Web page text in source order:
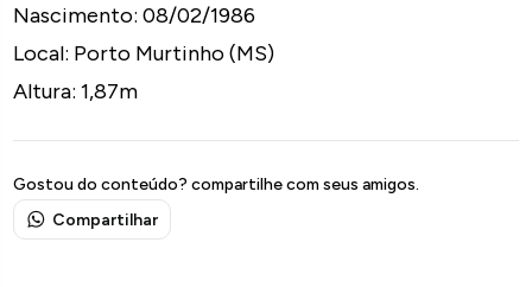
Nascimento: 08/02/1986
Local: Porto Murtinho (MS)
Altura: 1,87m
Gostou do conteúdo? compartilhe com seus amigos.
Compartilhar